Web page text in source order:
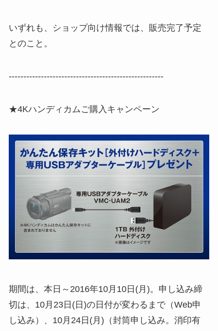
いずれも、ショップ向け情報では、販売完了予定
とのこと。
-----------------------------------------------------
★4Kハンディカムご購入キャンペーン
期間は、本日～2016年10月10日(月)。申し込み締
切は、10月23日(日)の日付が変わるまで（Web申
し込み）、10月24日(月)（封筒申し込み。消印有